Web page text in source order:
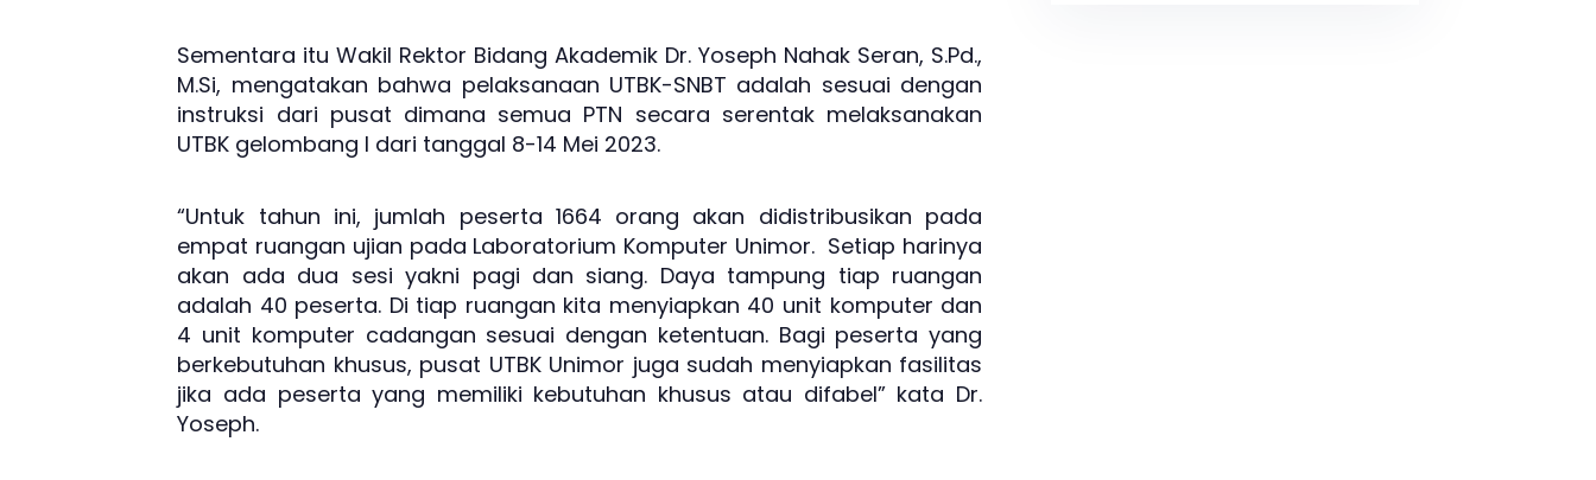
Sementara itu Wakil Rektor Bidang Akademik Dr. Yoseph Nahak Seran, S.Pd.,
M.Si, mengatakan bahwa pelaksanaan UTBK-SNBT adalah sesuai dengan
instruksi dari pusat dimana semua PTN secara serentak melaksanakan
UTBK gelombang I dari tanggal 8-14 Mei 2023.
“Untuk tahun ini, jumlah peserta 1664 orang akan didistribusikan pada
empat ruangan ujian pada Laboratorium Komputer Unimor. Setiap harinya
akan ada dua sesi yakni pagi dan siang. Daya tampung tiap ruangan
adalah 40 peserta. Di tiap ruangan kita menyiapkan 40 unit komputer dan
4 unit komputer cadangan sesuai dengan ketentuan. Bagi peserta yang
berkebutuhan khusus, pusat UTBK Unimor juga sudah menyiapkan fasilitas
jika ada peserta yang memiliki kebutuhan khusus atau difabel” kata Dr.
Yoseph.